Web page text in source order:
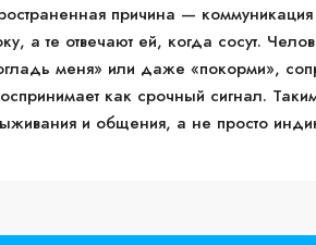
причина — коммуникация
а те отвечают ей, когда сосут.
меня» или даже «покорми»,
как срочный сигнал.
и общения, а не просто